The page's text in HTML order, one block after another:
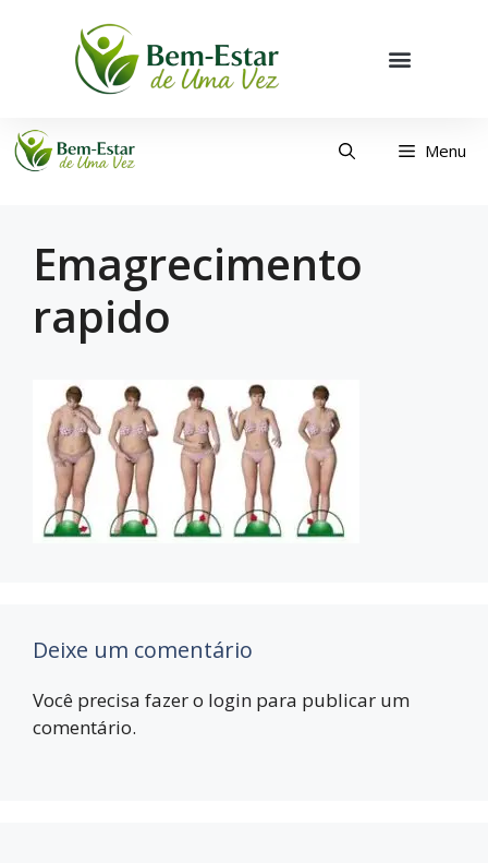
Menu
Emagrecimento
rapido
Deixe um comentário
Você precisa fazer o login para publicar um
comentário.